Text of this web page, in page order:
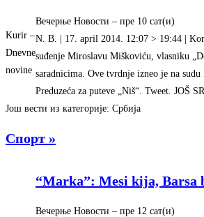
Kurir –
Dnevne
novine
Вечерње Новости – ‎пре 10 сат(и)‎
N. B. | 17. april 2014. 12:07 > 19:44 |
suđenje Miroslavu Miškoviću, vlasniku
saradnicima. Ove tvrdnje izneo je na
Preduzeća za puteve „Niš“. Tweet. JOŠ
Још вести из категорије: Србија
Спорт »
“Marka”: Mesi kija, Barsa
Вечерње Новости – ‎пре 12 сат(и)‎